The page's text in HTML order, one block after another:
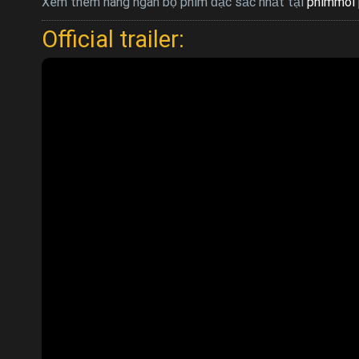
Official trailer: